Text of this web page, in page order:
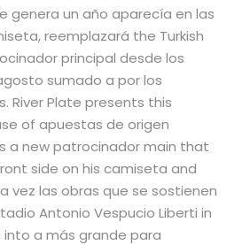
genera un año aparecía en las
reemplazará the Turkish
principal desde los
sumado a por los
River Plate presents this
of apuestas de origen
a new patrocinador main that
side on his camiseta and
vez las obras que se sostienen
Antonio Vespucio Liberti in
a más grande para